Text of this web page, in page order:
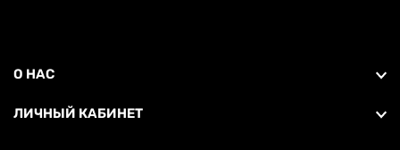
О НАС
ЛИЧНЫЙ КАБИНЕТ